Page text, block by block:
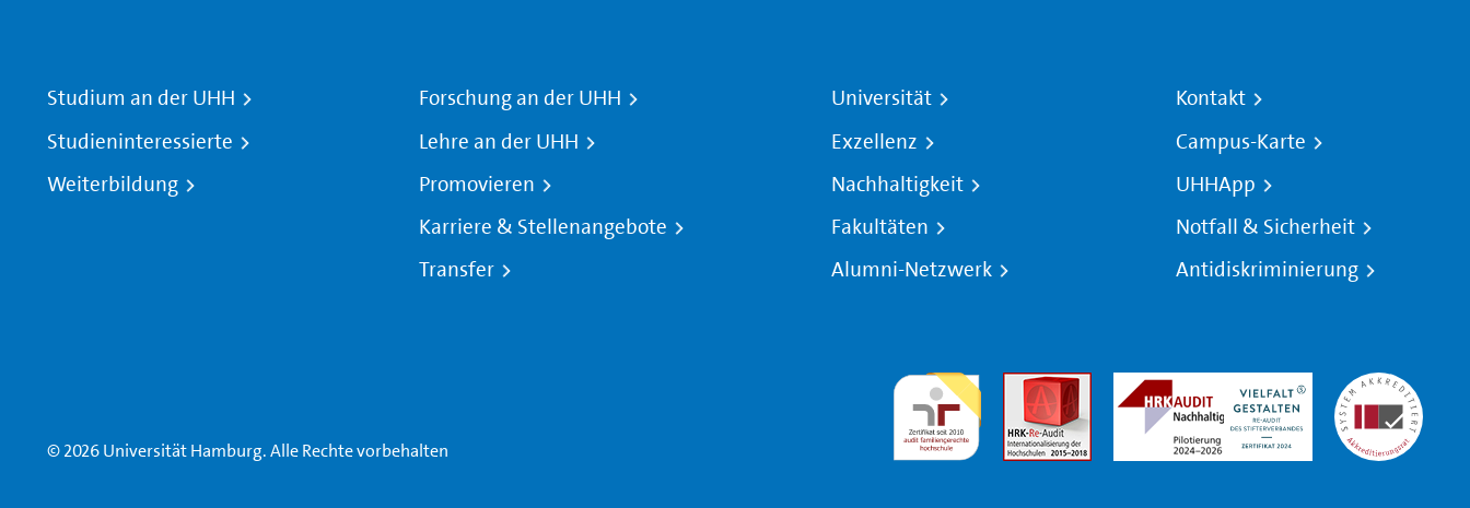
Studium an der UHH
Studieninteressierte
Weiterbildung
Forschung an der UHH
Lehre an der UHH
Promovieren
Karriere & Stellenangebote
Transfer
Universität
Exzellenz
Nachhaltigkeit
Fakultäten
Alumni-Netzwerk
Kontakt
Campus-Karte
UHHApp
Notfall & Sicherheit
Antidiskriminierung
© 2026 Universität Hamburg. Alle Rechte vorbehalten